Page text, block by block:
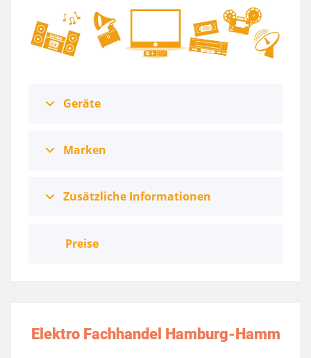
Geräte
Marken
Zusätzliche Informationen
Preise
Elektro Fachhandel Hamburg-Hamm